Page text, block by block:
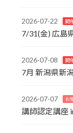
2026-07-22 開
7/31(金) 広島
2026-07-08 開
7月 新潟県新
2026-07-07 お
講師認定講座